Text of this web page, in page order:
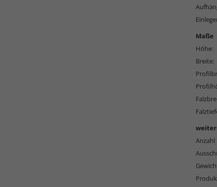
Maße
Höhe:
Breite:
Anzahl